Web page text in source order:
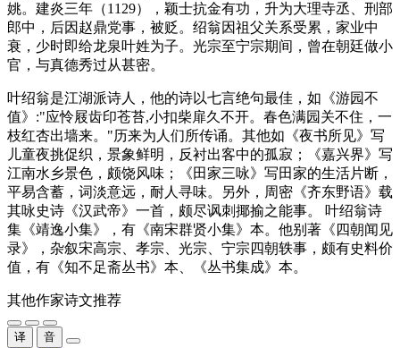
姚。建炎三年（1129），颖士抗金有功，升为大理寺丞、刑部
郎中，后因赵鼎党事，被贬。绍翁因祖父关系受累，家业中
衰，少时即给龙泉叶姓为子。光宗至宁宗期间，曾在朝廷做小
官，与真德秀过从甚密。
叶绍翁是江湖派诗人，他的诗以七言绝句最佳，如《游园不
值》:"应怜屐齿印苍苔,小扣柴扉久不开。春色满园关不住，一
枝红杏出墙来。"历来为人们所传诵。其他如《夜书所见》写
儿童夜挑促织，景象鲜明，反衬出客中的孤寂；《嘉兴界》写
江南水乡景色，颇饶风味；《田家三咏》写田家的生活片断，
平易含蓄，词淡意远，耐人寻味。另外，周密《齐东野语》载
其咏史诗《汉武帝》一首，颇尽讽刺揶揄之能事。 叶绍翁诗
集《靖逸小集》，有《南宋群贤小集》本。他别著《四朝闻见
录》，杂叙宋高宗、孝宗、光宗、宁宗四朝轶事，颇有史料价
值，有《知不足斋丛书》本、《丛书集成》本。
其他作家诗文推荐
译 音